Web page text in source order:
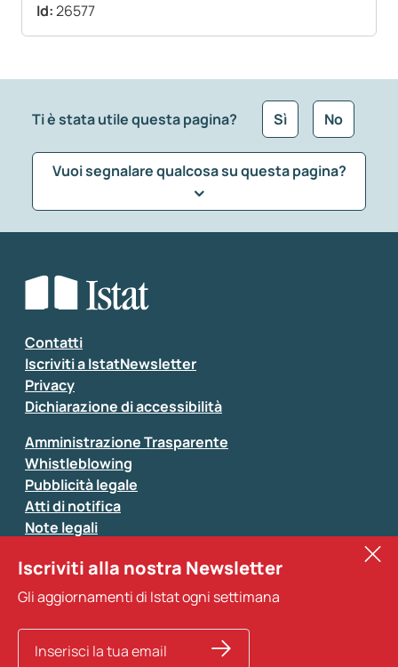
Id:26577
Ti è stata utile questa pagina? Sì No
Vuoi segnalare qualcosa su questa pagina?
Seleziona la tipologia della segnalazione
Inserisci il tuo commento
Si prega di non fornire dati di natura personale (ad
esempio dati di contatto). Per ogni altra comunicazione
e per richiedere dati, pubblicazioni, file di microdati,
Contatti
Iscriviti a IstatNewsletter
Privacy
Dichiarazione di accessibilità
Amministrazione Trasparente
Whistleblowing
Pubblicità legale
Atti di notifica
Note legali
Sistan
Altri servizi
Iscriviti alla nostra Newsletter
Gli aggiornamenti di Istat ogni settimana